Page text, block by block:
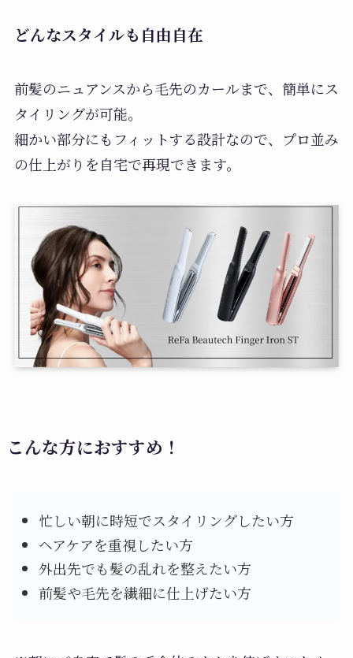
どんなスタイルも自由自在
前髪のニュアンスから毛先のカールまで、簡単にス
タイリングが可能。
細かい部分にもフィットする設計なので、プロ並み
の仕上がりを自宅で再現できます。
こんな方におすすめ！
忙しい朝に時短でスタイリングしたい方
ヘアケアを重視したい方
外出先でも髪の乱れを整えたい方
前髪や毛先を繊細に仕上げたい方